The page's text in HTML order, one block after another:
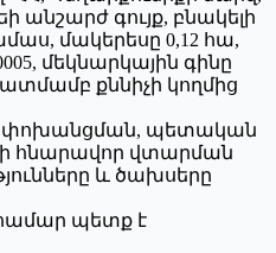
անշարժ գույք, բնակելի
մակերեսը 0,12 հա,
մեկնարկային գինը
քննիչի կողմից
փոխանցման, պետական
հնարավոր վտարման
և ծախսերը
համար պետք է